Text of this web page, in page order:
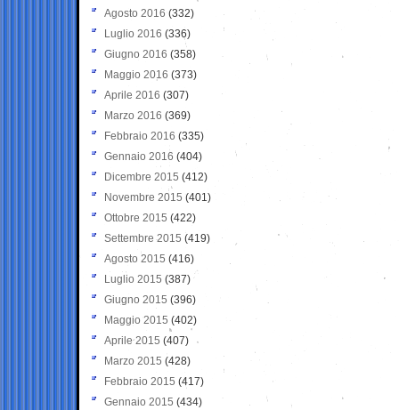
Agosto 2016 (332)
Luglio 2016 (336)
Giugno 2016 (358)
Maggio 2016 (373)
Aprile 2016 (307)
Marzo 2016 (369)
Febbraio 2016 (335)
Gennaio 2016 (404)
Dicembre 2015 (412)
Novembre 2015 (401)
Ottobre 2015 (422)
Settembre 2015 (419)
Agosto 2015 (416)
Luglio 2015 (387)
Giugno 2015 (396)
Maggio 2015 (402)
Aprile 2015 (407)
Marzo 2015 (428)
Febbraio 2015 (417)
Gennaio 2015 (434)